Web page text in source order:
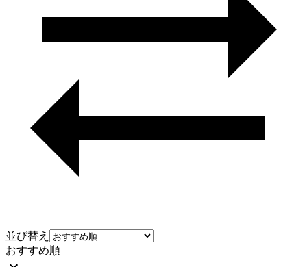
並び替え
おすすめ順